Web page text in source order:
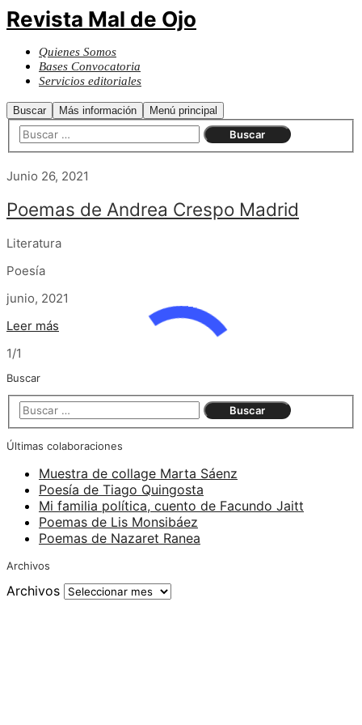
Revista Mal de Ojo
Quienes Somos
Bases Convocatoria
Servicios editoriales
Buscar Más información Menú principal
Junio 26, 2021
Poemas de Andrea Crespo Madrid
Literatura
Poesía
junio, 2021
Leer más
1/1
Buscar
Últimas colaboraciones
Muestra de collage Marta Sáenz
Poesía de Tiago Quingosta
Mi familia política, cuento de Facundo Jaitt
Poemas de Lis Monsibáez
Poemas de Nazaret Ranea
Archivos
Archivos